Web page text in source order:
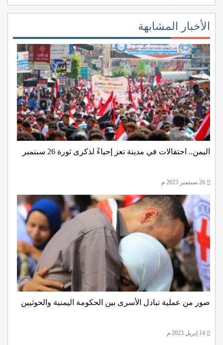
الأخبار المشابهة
اليمن.. احتفالات في مدينة تعز إحياءً لذكرى ثورة 26 سبتمبر
صور من عملية تبادل الأسرى بين الحكومة اليمنية والحوثيين